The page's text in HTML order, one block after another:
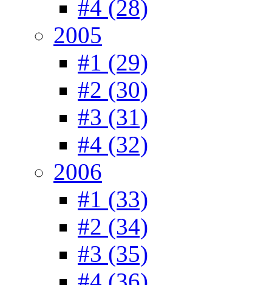
#4 (28)
2005
#1 (29)
#2 (30)
#3 (31)
#4 (32)
2006
#1 (33)
#2 (34)
#3 (35)